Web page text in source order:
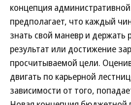
концепция
предполагает, что каждый
знать свой маневр и держать
результат или достижение
просчитываемой цели.
двигать по карьерной
зависимости от того,